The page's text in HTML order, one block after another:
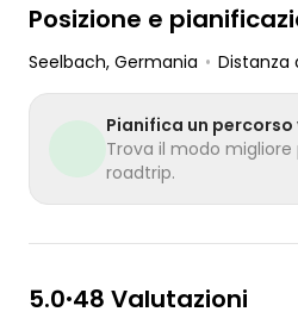
Posizione e
Seelbach, Germania • Distanza
Pianifica un
Trova il modo
roadtrip.
5.0•48 Valutazioni